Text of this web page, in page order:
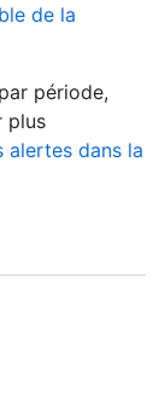
de la
période,
plus
alertes dans la